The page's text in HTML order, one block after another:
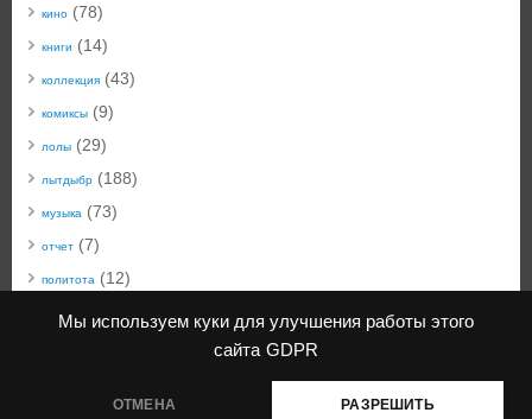
Мы используем куки для улучшения работы этого
сайта GDPR
ОТМЕНА РАЗРЕШИТЬ
кино (78)
книги (14)
коллекция (43)
комиксы (9)
лолы (29)
лытдыбр (188)
музыка (73)
отчет (7)
политота (12)
техноблог